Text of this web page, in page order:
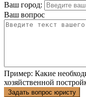
Ваш город:
Ваш вопрос
Пример: Какие
хозяйственной
Задать вопрос юристу